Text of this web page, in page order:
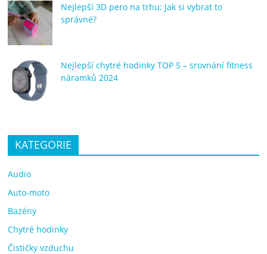
Nejlepší 3D pero na trhu: Jak si vybrat to
správné?
Nejlepší chytré hodinky TOP 5 – srovnání fitness
náramků 2024
KATEGORIE
Audio
Auto-moto
Bazény
Chytré hodinky
Čističky vzduchu